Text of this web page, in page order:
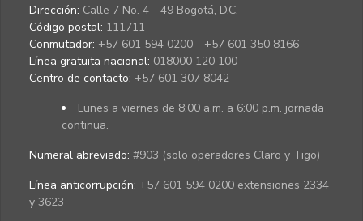
Dirección: Calle 7 No. 4 - 49 Bogotá, D.C.
Código postal: 111711
Conmutador: +57 601 594 0200 - +57 601 350 8166
Línea gratuita nacional: 018000 120 100
Centro de contacto: +57 601 307 8042
Lunes a viernes de 8:00 a.m. a 6:00 p.m. jornada
continua.
Numeral abreviado: #903 (solo operadores Claro y Tigo)
Línea anticorrupción: +57 601 594 0200 extensiones 2334
y 3623